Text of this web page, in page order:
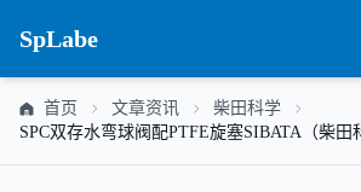
SpLabe
首页 文章资讯
柴田科学
SPC双存水弯球阀配PTFE旋塞SIBATA（柴田